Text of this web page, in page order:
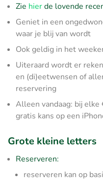
Zie hierde lovende
Geniet in een
waar je blij van wordt
Ook geldig in het
Uiteraard wordt er
en (di)eetwensen of
reservering
Alleen vandaag: bij
gratis kans op een
Grote kleine letters
Reserveren:
reserveren kan op